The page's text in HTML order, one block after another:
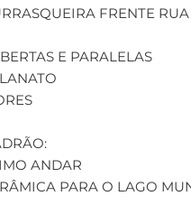
FRENTE RUA
E PARALELAS
ANDAR
PARA O LAGO